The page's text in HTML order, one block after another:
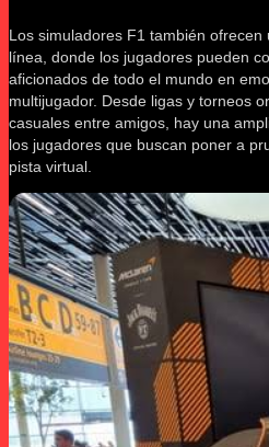
Los simuladores F1 también
línea, donde los jugadores pueden
aficionados de todo el mundo en
multijugador. Desde ligas y torneos
casuales entre amigos, hay una
los jugadores que buscan poner a
pista virtual.